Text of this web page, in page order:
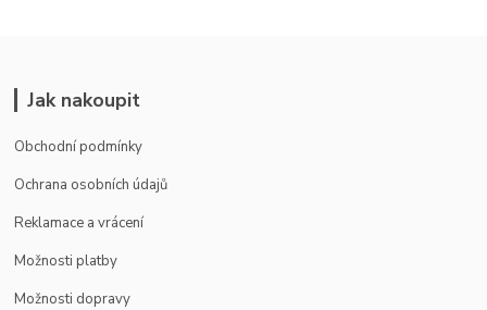
Jak nakoupit
Obchodní podmínky
Ochrana osobních údajů
Reklamace a vrácení
Možnosti platby
Možnosti dopravy